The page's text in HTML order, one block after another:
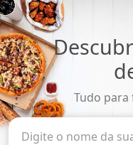
Tudo para
Digite o nome da